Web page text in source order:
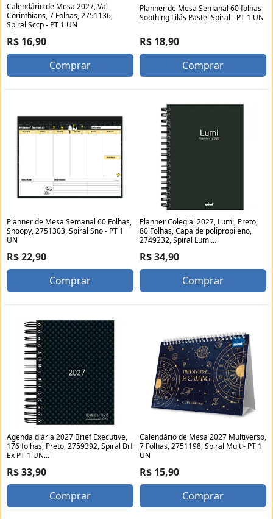
Calendário de Mesa 2027, Vai
Corinthians, 7 Folhas, 2751136,
Spiral Sccp - PT 1 UN
R$ 16,90
Comprar
Planner de Mesa Semanal 60 folhas
Soothing Lilás Pastel Spiral - PT 1 UN
R$ 18,90
Comprar
Planner de Mesa Semanal 60 Folhas,
Snoopy, 2751303, Spiral Sno - PT 1
UN
R$ 22,90
Comprar
Planner Colegial 2027, Lumi, Preto,
80 Folhas, Capa de polipropileno,
2749232, Spiral Lumi...
R$ 34,90
Comprar
Agenda diária 2027 Brief Executive,
176 folhas, Preto, 2759392, Spiral Brf
Ex PT 1 UN...
R$ 33,90
Comprar
Calendário de Mesa 2027 Multiverso,
7 Folhas, 2751198, Spiral Mult - PT 1
UN
R$ 15,90
Comprar